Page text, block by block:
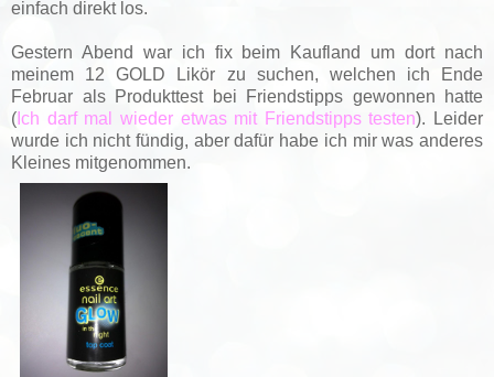
einfach direkt los.
Gestern Abend war ich fix beim Kaufland um dort nach
meinem 12 GOLD Likör zu suchen, welchen ich Ende
Februar als Produkttest bei Friendstipps gewonnen hatte
( Ich darf mal wieder etwas mit Friendstipps testen).
Leider
wurde ich nicht fündig, aber dafür habe ich mir was anderes
Kleines mitgenommen.